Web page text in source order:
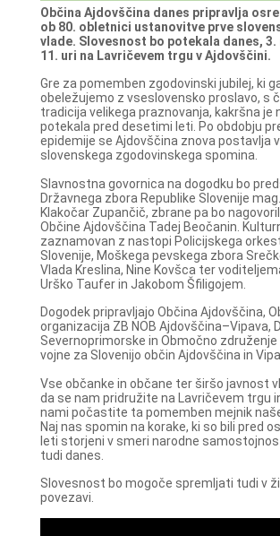
Občina Ajdovščina danes pripravlja
ob 80. obletnici ustanovitve prve
vlade. Slovesnost bo potekala danes, 3.
11. uri na Lavričevem trgu v Ajdovščini.
Gre za pomemben zgodovinski jubilej, ki
obeležujemo z vseslovensko proslavo, s
tradicija velikega praznovanja, kakršna je
potekala pred desetimi leti. Po obdobju
epidemije se Ajdovščina znova postavlja
slovenskega zgodovinskega spomina.
Slavnostna govornica na dogodku bo
Državnega zbora Republike Slovenije
Klakočar Zupančič, zbrane pa bo
Občine Ajdovščina Tadej Beočanin.
zaznamovan z nastopi Policijskega
Slovenije, Moškega pevskega zbora
Vlada Kreslina, Nine Kovšca ter
Urško Taufer in Jakobom Šfiligojem.
Dogodek pripravljajo Občina Ajdovščina,
organizacija ZB NOB Ajdovščina–Vipava,
Severnoprimorske in Območno
vojne za Slovenijo občin Ajdovščina in
Vse občanke in občane ter širšo javnost
da se nam pridružite na Lavričevem trgu
nami počastite ta pomemben mejnik
Naj nas spomin na korake, ki so bili pred
leti storjeni v smeri narodne
tudi danes.
Slovesnost bo mogoče spremljati tudi v
povezavi.